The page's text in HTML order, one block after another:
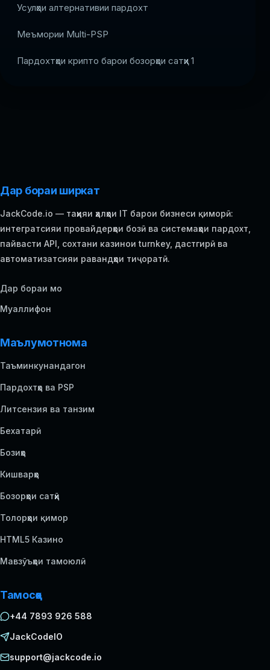
Усулҳои алтернативии пардохт
Меъмории Multi-PSP
Пардохтҳои крипто барои бозорҳои сатҳи 1
Дар бораи ширкат
JackCode.io — таҳияи ҳалҳои IT барои бизнеси қиморӣ:
интегратсияи провайдерҳои бозӣ ва системаҳои пардохт,
пайвасти API, сохтани казинои turnkey, дастгирӣ ва
автоматизатсияи равандҳои тиҷоратӣ.
Дар бораи мо
Муаллифон
Маълумотнома
Таъминкунандагон
Пардохтҳо ва PSP
Литсензия ва танзим
Бехатарӣ
Бозиҳо
Кишварҳо
Бозорҳои сатҳӣ
Толорҳои қимор
HTML5 Казино
Мавзӯъҳои тамоюлӣ
Тамосҳо
+44 7893 926 588
JackCodeIO
support@jackcode.io